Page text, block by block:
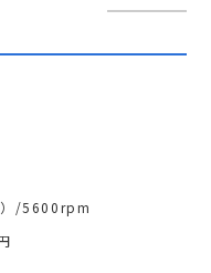
/5600rpm